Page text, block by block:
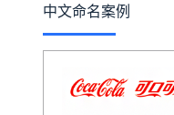
中文命名案例